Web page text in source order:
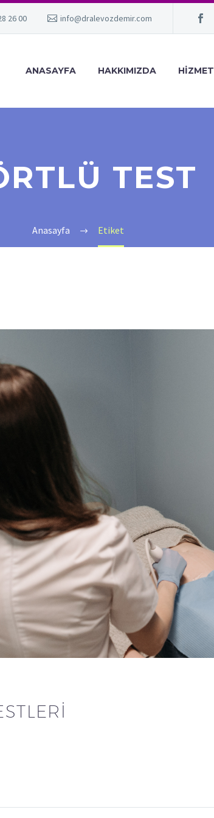
26 00 info@dralevozdemir.com
ANASAYFA HAKKIMIZDA
TEST
Anasayfa Etiket